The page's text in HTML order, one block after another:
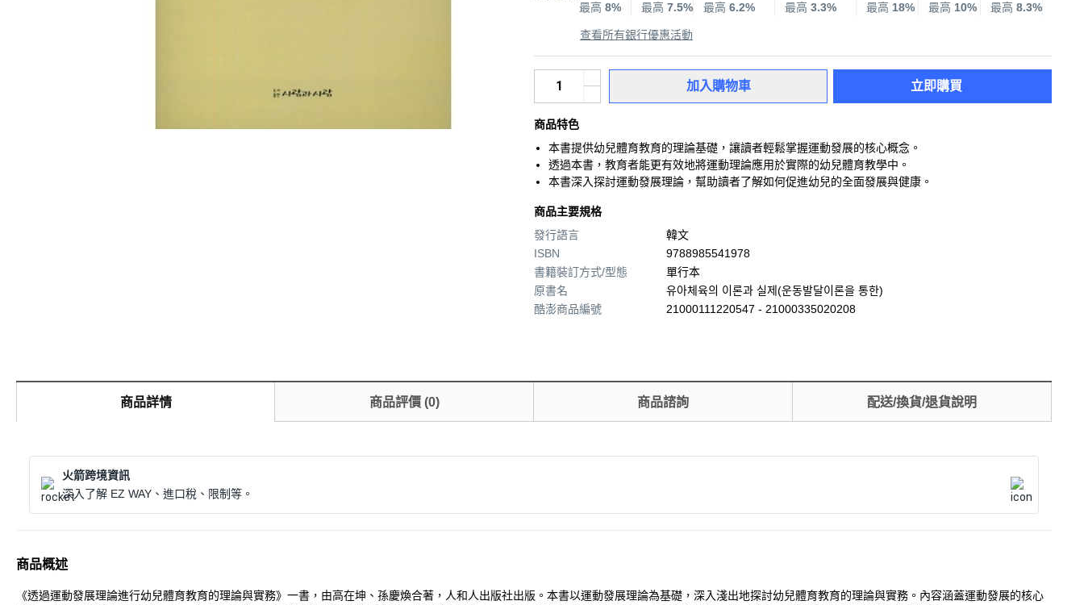
最高 8% 最高 7.5% 最高 6.2% 最高 3.3% 最高 18% 最高 10% 最高 8.3%
查看所有銀行優惠活動
加入購物車 立即購買
商品特色
本書提供幼兒體育教育的理論基礎，讓讀者輕鬆掌握運動發展的核心概念。
透過本書，教育者能更有效地將運動理論應用於實際的幼兒體育教學中。
本書深入探討運動發展理論，幫助讀者了解如何促進幼兒的全面發展與健康。
商品主要規格
發行語言
韓文
ISBN
9788985541978
書籍裝訂方式/型態
單行本
原書名
유아체육의 이론과 실제(운동발달이론을 통한)
酷澎商品編號
21000111220547 - 21000335020208
商品詳情 商品評價(0) 商品諮詢 配送/換貨/退貨說明
火箭跨境資訊
深入了解 EZ WAY、進口稅、限制等。
商品概述
《透過運動發展理論進行幼兒體育教育的理論與實務》一書，由高在坤、孫慶煥合著，人和人出版社出版。本書以運動發展理論為基礎，深入淺出地探討幼兒體育教育的理論與實務。內容涵蓋運動發展的核心